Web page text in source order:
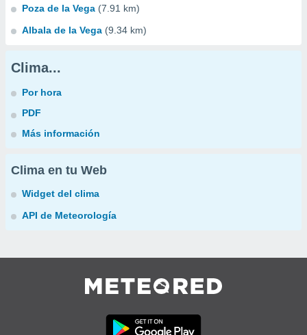
Poza de la Vega (7.91 km)
Albala de la Vega (9.34 km)
Clima...
Por hora
PDF
Más información
Clima en tu Web
Widget del clima
API de Meteorología